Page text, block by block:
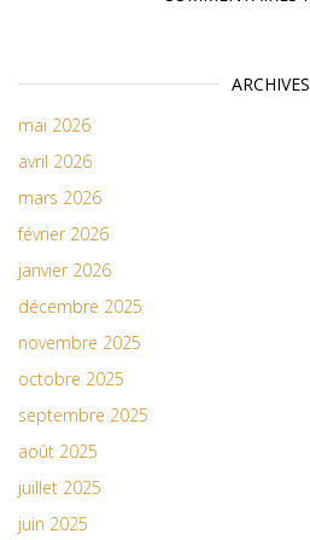
ARCHIVES
mai 2026
avril 2026
mars 2026
février 2026
janvier 2026
décembre 2025
novembre 2025
octobre 2025
septembre 2025
août 2025
juillet 2025
juin 2025